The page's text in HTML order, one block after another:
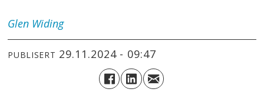
Glen Widing
PUBLISERT 29.11.2024 - 09:47